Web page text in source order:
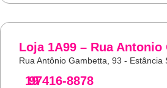
Loja 1A99 – Rua Antonio
Rua Antônio Gambetta, 93 - Estância
19
97416-8878